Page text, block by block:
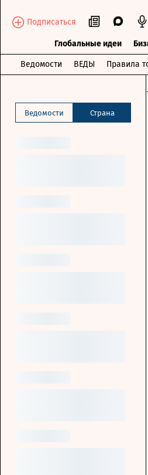
Подписаться
Глобальные идеи
Ведомости ВЕДЫ Правила
Ведомости Страна